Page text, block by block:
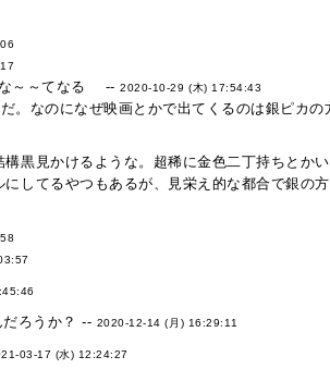
な～～てなる --2020-10-29 (木) 17:54:43
。なのになぜ映画とかで出てくるのは銀ピカ
黒見かけるような。超稀に金色二丁持ちとか
してるやつもあるが、見栄え的な都合で銀
ろうか？ -- 2020-12-14 (月) 16:29:11
03-17 (水) 12:24:27